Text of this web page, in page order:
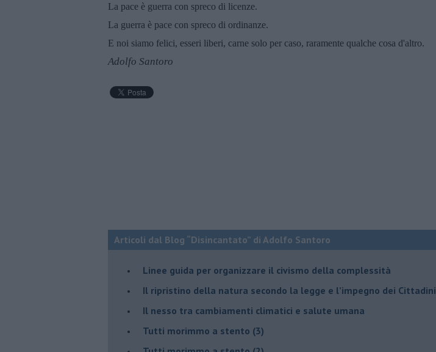
La pace è guerra con spreco di licenze.
La guerra è pace con spreco di ordinanze.
E noi siamo felici, esseri liberi, carne solo per caso, raramente qualche cosa d'altro.
Adolfo Santoro
Articoli dal Blog “Disincantato” di Adolfo Santoro
​Linee guida per organizzare il civismo della complessità
​Il ripristino della natura secondo la legge e l’impegno dei Cittadini
Il nesso tra cambiamenti climatici e salute umana
Tutti morimmo a stento (3)